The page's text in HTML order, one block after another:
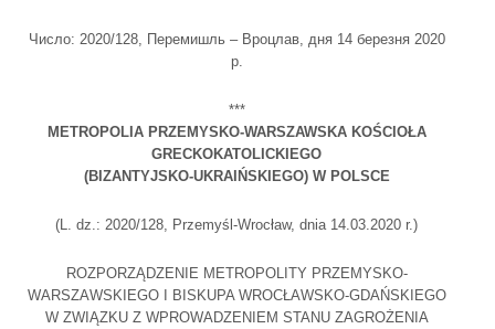
Число: 2020/128, Перемишль – Вроцлав, дня 14 березня 2020
р.
***
METROPOLIA PRZEMYSKO-WARSZAWSKA KOŚCIOŁA
GRECKOKATOLICKIEGO
(BIZANTYJSKO-UKRAIŃSKIEGO) W POLSCE
(L. dz.: 2020/128, Przemyśl-Wrocław, dnia 14.03.2020 r.)
ROZPORZĄDZENIE METROPOLITY PRZEMYSKO-
WARSZAWSKIEGO I BISKUPA WROCŁAWSKO-GDAŃSKIEGO
W ZWIĄZKU Z WPROWADZENIEM STANU ZAGROŻENIA